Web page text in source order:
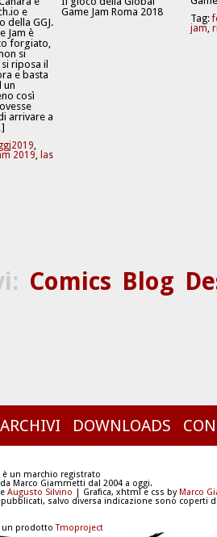
e
della GGJ.
Jam è
forgiato,
si
riposa il
e basta
un
così
arrivare a
,
2019, las
Game Jam Roma 2018
Tag:
jam,
Comics Blog
ARCHIVI DOWNLOADS
è un marchio registrato
Marco Giammetti dal 2004 a oggi.
Augusto Silvino | Grafica, xhtml e css byMarco
salvo diversa indicazione sono coperti
un prodottoTmoproject